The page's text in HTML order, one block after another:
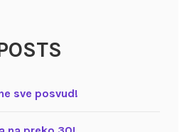
sve posvud!